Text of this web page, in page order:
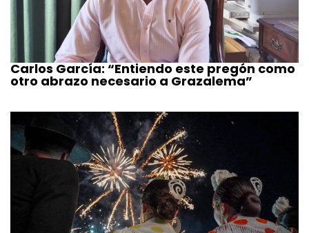
Carlos García: “Entiendo este pregón como
otro abrazo necesario a Grazalema”